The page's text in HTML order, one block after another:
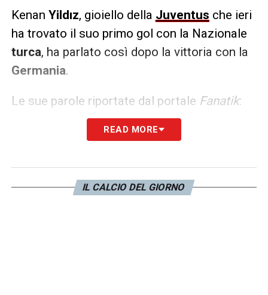
Kenan Yildız, gioiello della Juventus che ieri
ha trovato il suo primo gol con la Nazionale
turca, ha parlato così dopo la vittoria con la
Germania.
Le sue parole riportate dal portale Fanatik:
Voglio ringraziare tutta la Federazione
turca. Sono felice di aver contributo alla
Spero di continuare così. Montella è un
READ MORE
IL CALCIO DEL GIORNO